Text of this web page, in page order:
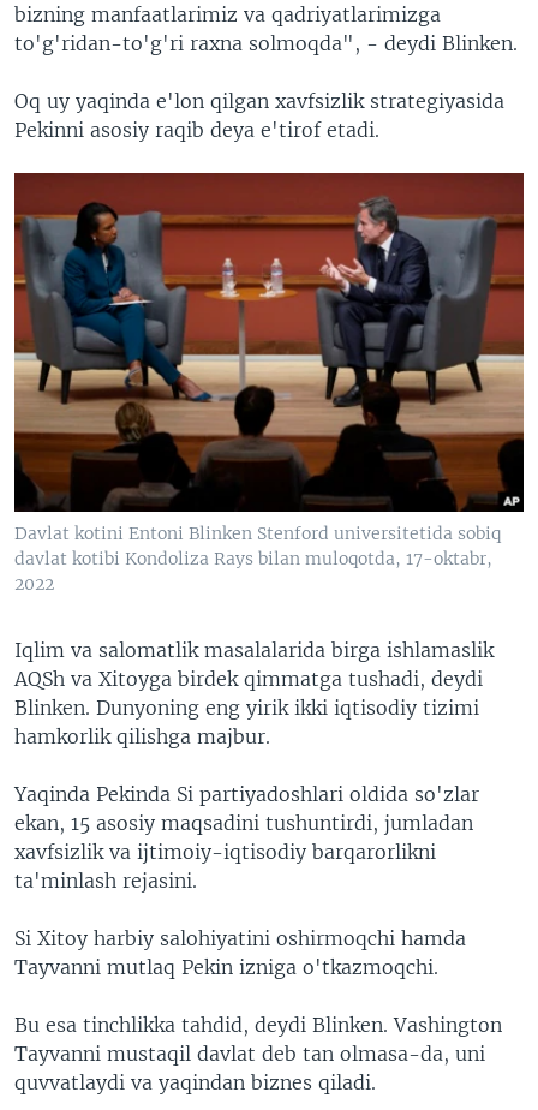
bizning manfaatlarimiz va qadriyatlarimizga
to'g'ridan-to'g'ri raxna solmoqda", - deydi Blinken.
Oq uy yaqinda e'lon qilgan xavfsizlik strategiyasida
Pekinni asosiy raqib deya e'tirof etadi.
Davlat kotini Entoni Blinken Stenford universitetida sobiq
davlat kotibi Kondoliza Rays bilan muloqotda, 17-oktabr,
2022
Iqlim va salomatlik masalalarida birga ishlamaslik
AQSh va Xitoyga birdek qimmatga tushadi, deydi
Blinken. Dunyoning eng yirik ikki iqtisodiy tizimi
hamkorlik qilishga majbur.
Yaqinda Pekinda Si partiyadoshlari oldida so'zlar
ekan, 15 asosiy maqsadini tushuntirdi, jumladan
xavfsizlik va ijtimoiy-iqtisodiy barqarorlikni
ta'minlash rejasini.
Si Xitoy harbiy salohiyatini oshirmoqchi hamda
Tayvanni mutlaq Pekin izniga o'tkazmoqchi.
Bu esa tinchlikka tahdid, deydi Blinken. Vashington
Tayvanni mustaqil davlat deb tan olmasa-da, uni
quvvatlaydi va yaqindan biznes qiladi.